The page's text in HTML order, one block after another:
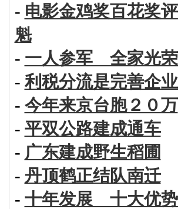
- 电影金鸡奖百花奖
魁
- 一人参军 全家光
-利税分流是完善企
- 今年来京台胞２０万
- 平双公路建成通车
- 广东建成野生稻圃
- 丹顶鹤正结队南迁
- 十年发展 十大优势